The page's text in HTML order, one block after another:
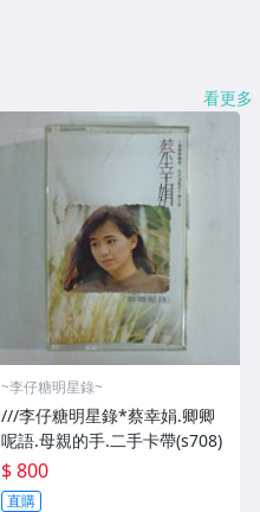
看更多
~李仔糖明星錄~
///李仔糖明星錄*蔡幸娟.卿卿
呢語.母親的手.二手卡帶(s708)
$ 800
直購